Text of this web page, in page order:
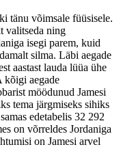
tänu võimsale füüsisele.
valitseda ning
isegi parem, kuid
silma. Läbi aegade
aastast lauda lüüa ühe
kõigi aegade
möödunud Jamesi
tema järgmiseks sihiks
edetabelis 32 292
on võrreldes Jordaniga
on Jamesi arvel